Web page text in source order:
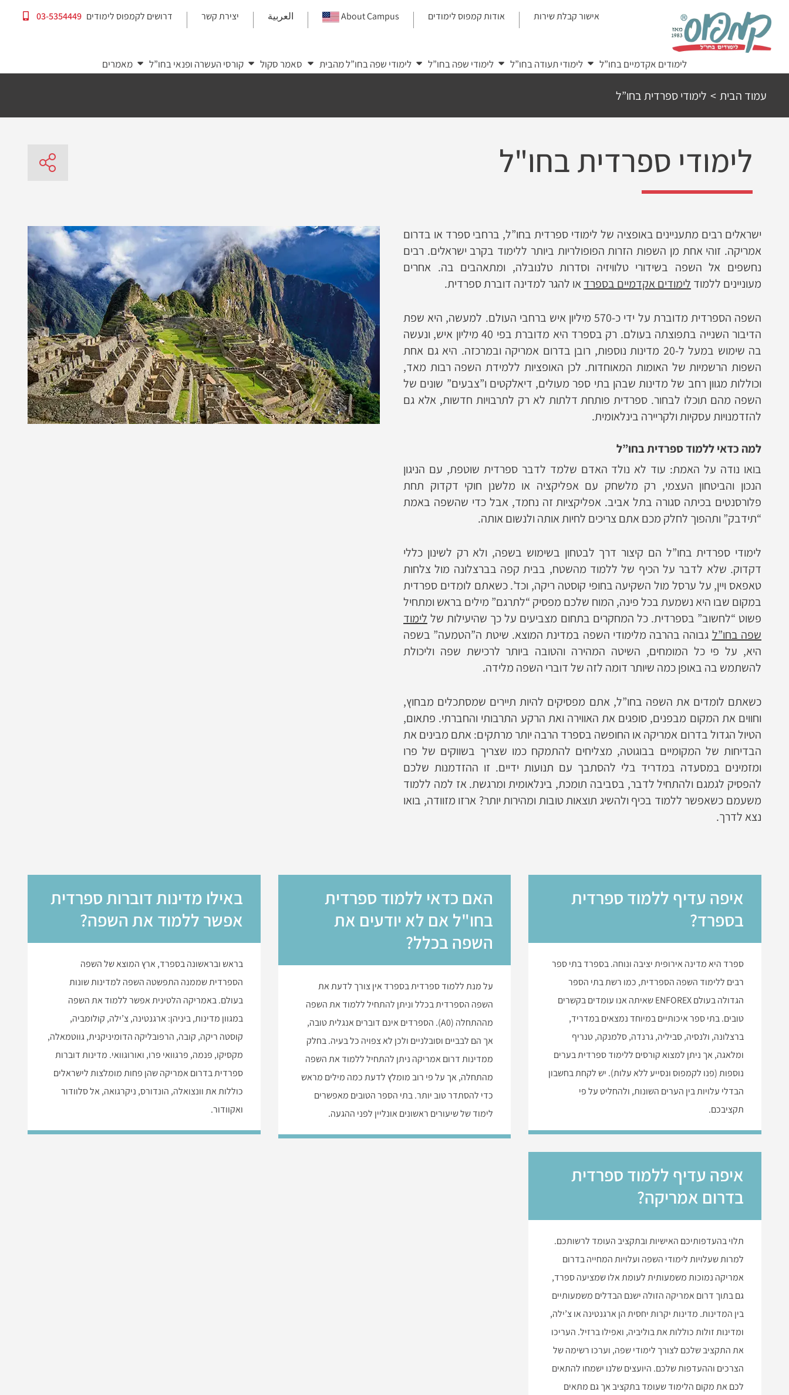
content
03-5354449 דרושים לקמפוס לימודים יצירת קשר العربية About Campus אודות קמפוס לימודים אישור קבלת שירות
לימודים אקדמיים בחו”ל לימודי תעודה בחו”ל לימודי שפה בחו”ל לימודי שפה בחו”ל מהבית סאמר סקול קורסי העשרה ופנאי בחו”ל מאמרים
עמוד הבית > לימודי ספרדית בחו”ל
לימודי ספרדית בחו"ל
ישראלים רבים מתעניינים באופציה של לימודי ספרדית בחו”ל, ברחבי ספרד או בדרום
אמריקה. זוהי אחת מן השפות הזרות הפופולריות ביותר ללימוד בקרב ישראלים. רבים
נחשפים אל השפה בשידורי טלוויזיה וסדרות טלנובלה, ומתאהבים בה. אחרים
מעוניינים ללמוד לימודים אקדמיים בספרדאו להגר למדינה דוברת ספרדית.
השפה הספרדית מדוברת על ידי כ-570 מיליון איש ברחבי העולם. למעשה, היא שפת
הדיבור השנייה בתפוצתה בעולם. רק בספרד היא מדוברת בפי 40 מיליון איש, ונעשה
בה שימוש במעל ל-20 מדינות נוספות, רובן בדרום אמריקה ובמרכזה. היא גם אחת
השפות הרשמיות של האומות המאוחדות. לכן האופציות ללמידת השפה רבות מאד,
וכוללות מגוון רחב של מדינות שבהן בתי ספר מעולים, דיאלקטים ו”צבעים” שונים של
השפה מהם תוכלו לבחור. ספרדית פותחת דלתות לא רק לתרבויות חדשות, אלא גם
להזדמנויות עסקיות ולקריירה בינלאומית.
למה כדאי ללמוד ספרדית בחו”ל
בואו נודה על האמת: עוד לא נולד האדם שלמד לדבר ספרדית שוטפת, עם הניגון
הנכון והביטחון העצמי, רק מלשחק עם אפליקציה או מלשנן חוקי דקדוק תחת
פלורסנטים בכיתה סגורה בתל אביב. אפליקציות זה נחמד, אבל כדי שהשפה באמת
“תידבק” ותהפוך לחלק מכם אתם צריכים לחיות אותה ולנשום אותה.
לימודי ספרדית בחו”ל הם קיצור דרך לבטחון בשימוש בשפה, ולא רק לשינון כללי
דקדוק. שלא לדבר על הכיף של ללמוד מהשטח, בבית קפה בברצלונה מול צלחות
טאפאס ויין, על ערסל מול השקיעה בחופי קוסטה ריקה, וכד’. כשאתם לומדים ספרדית
במקום שבו היא נשמעת בכל פינה, המוח שלכם מפסיק “לתרגם” מילים בראש ומתחיל
פשוט “לחשוב” בספרדית. כל המחקרים בתחום מצביעים על כך שהיעילות של לימוד
שפה בחו”ל גבוהה בהרבה מלימודי השפה במדינת המוצא. שיטת ה”הטמעה” בשפה
היא, על פי כל המומחים, השיטה המהירה והטובה ביותר לרכישת שפה וליכולת
להשתמש בה באופן כמה שיותר דומה לזה של דוברי השפה מלידה.
כשאתם לומדים את השפה בחו”ל, אתם מפסיקים להיות תיירים שמסתכלים מבחוץ,
וחווים את המקום מבפנים, סופגים את האווירה ואת הרקע התרבותי והחברתי. פתאום,
הטיול הגדול בדרום אמריקה או החופשה בספרד הרבה יותר מרתקים: אתם מבינים את
הבדיחות של המקומיים בבוגוטה, מצליחים להתמקח כמו שצריך בשווקים של פרו
ומזמינים במסעדה במדריד בלי להסתבך עם תנועות ידיים. זו ההזדמנות שלכם
להפסיק לגמגם ולהתחיל לדבר, בסביבה תומכת, בינלאומית ומרגשת. אז למה ללמוד
משעמם כשאפשר ללמוד בכיף ולהשיג תוצאות טובות ומהירות יותר? ארזו מזוודה, בואו
נצא לדרך.
באילו מדינות דוברות ספרדית
אפשר ללמוד את השפה?
בראש ובראשונה בספרד, ארץ המוצא של השפה
הספרדית שממנה התפשטה השפה למדינות שונות
בעולם. באמריקה הלטינית אפשר ללמוד את השפה
במגוון מדינות, ביניהן: ארגנטינה, צ’ילה, קולומביה,
קוסטה ריקה, קובה, הרפובליקה הדומיניקנית, גווטמאלה,
מקסיקו, פנמה, פרגוואי פרו, ואורוגוואי. מדינות דוברות
ספרדית בדרום אמריקה שהן פחות מומלצות לישראלים
כוללות את וונצואלה, הונדורס, ניקרגואה, אל סלוודור
ואקוודור.
האם כדאי ללמוד ספרדית
בחו"ל אם לא יודעים את
השפה בכלל?
על מנת ללמוד ספרדית בספרד אין צורך לדעת את
השפה הספרדית בכלל וניתן להתחיל ללמוד את השפה
מההתחלה (A0). הספרדים אינם דוברים אנגלית טובה,
אך הם לבביים וסובלניים ולכן לא צפויה כל בעיה. בחלק
ממדינות דרום אמריקה ניתן להתחיל ללמוד את השפה
מהתחלה, אך על פי רוב מומלץ לדעת כמה מילים מראש
כדי להסתדר טוב יותר. בתי הספר הטובים מאפשרים
לימוד של שיעורים ראשונים אונליין לפני ההגעה.
איפה עדיף ללמוד ספרדית
בספרד?
ספרד היא מדינה אירופית יציבה ונוחה. בספרד בתי ספר
רבים ללימוד השפה הספרדית, כמו רשת בתי הספר
הגדולה בעולם ENFOREX שאיתה אנו עומדים בקשרים
טובים. בתי ספר איכותיים במיוחד נמצאים במדריד,
ברצלונה, ולנסיה, סביליה, גרנדה, סלמנקה, טנריף
ומלאגה, אך ניתן למצוא קורסים ללימוד ספרדית בערים
נוספות (פנו לקמפוס ונסייע ללא עלות). יש לקחת בחשבון
הבדלי עלויות בין הערים השונות, ולהחליט על פי
תקציבכם.
איפה עדיף ללמוד ספרדית
בדרום אמריקה?
תלוי בהעדפותיכם האישיות ובתקציב העומד לרשותכם.
למרות שעלויות לימודי השפה ועלויות המחייה בדרום
אמריקה נמוכות משמעותית לעומת אלו שמציעה ספרד,
גם בתוך דרום אמריקה הזולה ישנם הבדלים משמעותיים
בין המדינות. מדינות יקרות יחסית הן ארגנטינה או צ’ילה,
ומדינות זולות כוללות את בוליביה, ואפילו ברזיל. העריכו
את התקציב שלכם לצורך לימודי שפה, וערכו רשימה של
הצרכים וההעדפות שלכם. היועצים שלנו ישמחו להתאים
לכם את מקום הלימוד שעומד בתקציב אך גם מתאים